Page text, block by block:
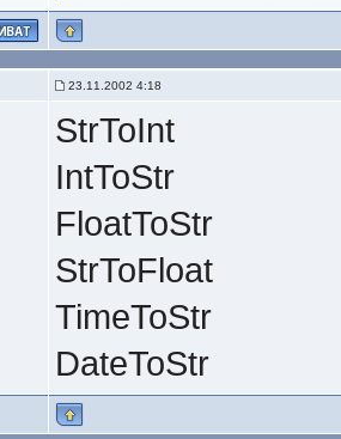
23.11.2002 4:18
StrToInt
IntToStr
FloatToStr
StrToFloat
TimeToStr
DateToStr